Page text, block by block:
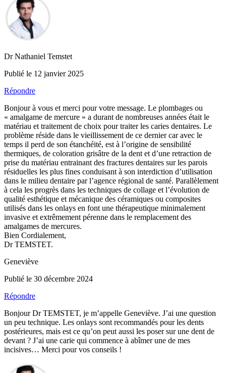
Dr Nathaniel Temstet
Publié le 12 janvier 2025
Répondre
Bonjour à vous et merci pour votre message. Le plombages ou
« amalgame de mercure » a durant de nombreuses années était le
matériau et traitement de choix pour traiter les caries dentaires. Le
problème réside dans le vieillissement de ce dernier car avec le
temps il perd de son étanchéité, est à l’origine de sensibilité
thermiques, de coloration grisâtre de la dent et d’une retraction de
prise du matériau entrainant des fractures dentaires sur les parois
résiduelles les plus fines conduisant à son interdiction d’utilisation
dans le milieu dentaire par l’agence régional de santé. Parallèlement
à cela les progrès dans les techniques de collage et l’évolution de
qualité esthétique et mécanique des céramiques ou composites
utilisés dans les onlays en font une thérapeutique minimalement
invasive et extrêmement pérenne dans le remplacement des
amalgames de mercures.
Bien Cordialement,
Dr TEMSTET.
Geneviève
Publié le 30 décembre 2024
Répondre
Bonjour Dr TEMSTET, je m’appelle Geneviève. J’ai une question
un peu technique. Les onlays sont recommandés pour les dents
postérieures, mais est ce qu’on peut aussi les poser sur une dent de
devant ? J’ai une carie qui commence à abîmer une de mes
incisives… Merci pour vos conseils !